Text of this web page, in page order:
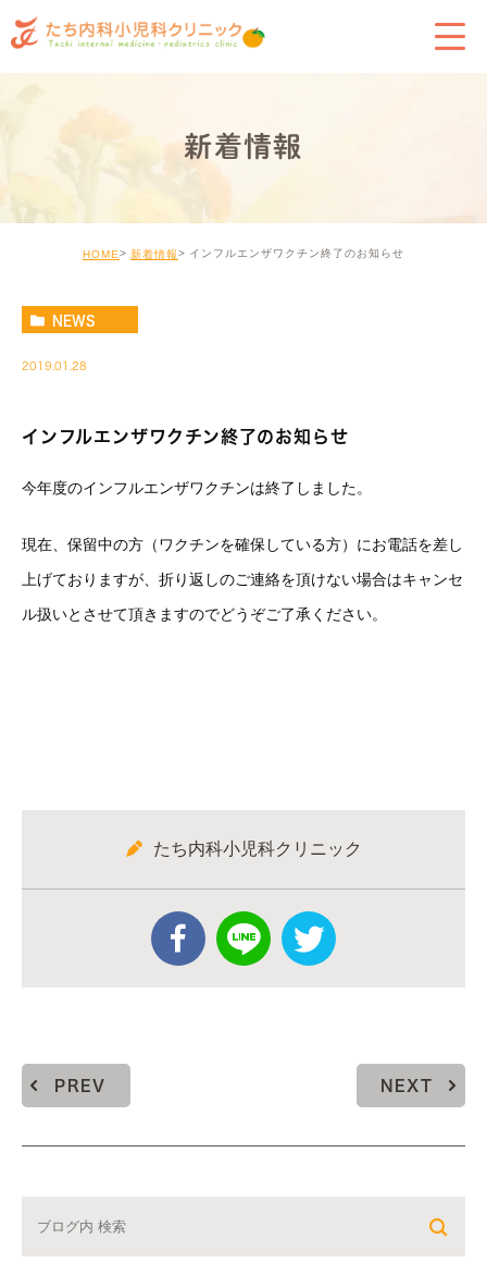
新着情報
HOME 新着情報 インフルエンザワクチン終了のお知らせ
NEWS
2019.01.28
インフルエンザワクチン終了のお知らせ
今年度のインフルエンザワクチンは終了しました。
現在、保留中の方（ワクチンを確保している方）にお電話を差し
上げておりますが、折り返しのご連絡を頂けない場合はキャンセ
ル扱いとさせて頂きますのでどうぞご了承ください。
たち内科小児科クリニック
PREV NEXT